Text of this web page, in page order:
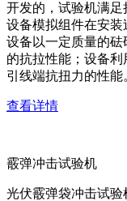
开发的，试验机满足
设备模拟组件在安装
设备以一定质量的
的抗拉性能；设备
引线端抗扭力的性能
查看详情
霰弹冲击试验机
光伏霰弹袋冲击试